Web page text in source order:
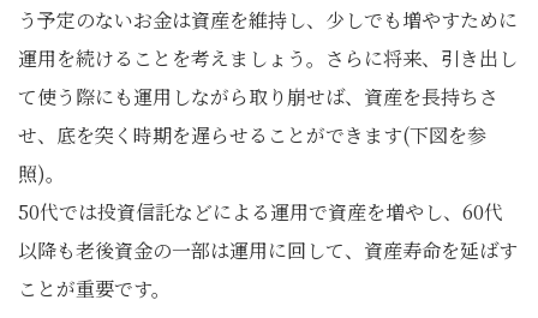
う予定のないお金は資産を維持し、少しでも増やすために
運用を続けることを考えましょう。さらに将来、引き出し
て使う際にも運用しながら取り崩せば、資産を長持ちさ
せ、底を突く時期を遅らせることができます(下図を参
照)。
50代では投資信託などによる運用で資産を増やし、60代
以降も老後資金の一部は運用に回して、資産寿命を延ばす
ことが重要です。